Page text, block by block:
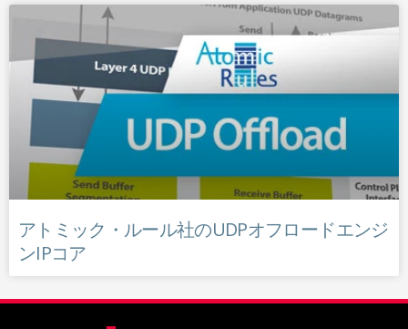
アトミック・ルール社のUDPオフロードエンジ
ンIPコア